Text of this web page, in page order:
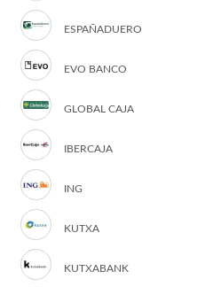
ESPAÑADUERO
EVO BANCO
GLOBAL CAJA
IBERCAJA
ING
KUTXA
KUTXABANK